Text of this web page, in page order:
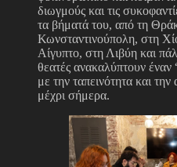
διωγμούς και τις
τα βήματά του, από τη
Κωνσταντινούπολη, στη
Αίγυπτο, στη Λιβύη και
θεατές ανακαλύπτουν έναν
με την ταπεινότητα και
μέχρι σήμερα.